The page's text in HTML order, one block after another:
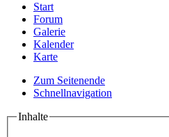
Start
Forum
Galerie
Kalender
Karte
Zum Seitenende
Schnellnavigation
Inhalte